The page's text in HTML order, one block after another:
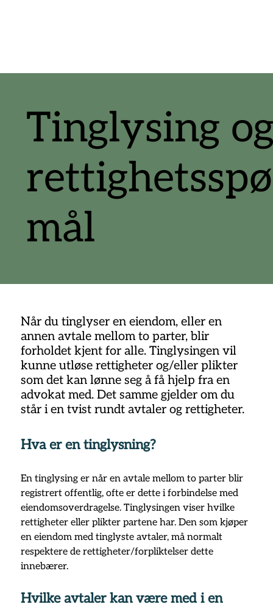
Tinglysing
mål
Hva er en tinglysning?
En tinglysing er når en avtale mellom to parter blir
registrert offentlig, ofte er dette i forbindelse med
eiendomsoverdragelse. Tinglysingen viser hvilke
rettigheter eller plikter partene har. Den som kjøper
en eiendom med tinglyste avtaler, må normalt
respektere de rettigheter/forpliktelser dette
innebærer.
Hvilke avtaler kan være med i en
Når du tinglyser en eiendom, eller en
annen avtale mellom to parter, blir
forholdet kjent for alle. Tinglysingen vil
kunne utløse rettigheter og/eller plikter
som det kan lønne seg å få hjelp fra en
advokat med. Det samme gjelder om du
står i en tvist rundt avtaler og rettigheter.